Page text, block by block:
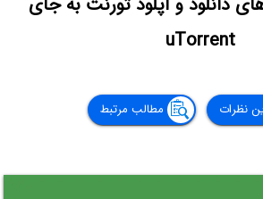
uTorrent
نظرات مطالب مرتبط